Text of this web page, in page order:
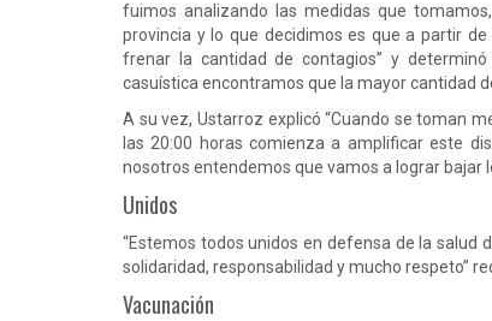
fuimos analizando las medidas que
provincia y lo que decidimos es que a partir
frenar la cantidad de contagios” y
casuística encontramos que la mayor cantidad
A su vez, Ustarroz explicó “Cuando se toman
las 20:00 horas comienza a amplificar este
nosotros entendemos que vamos a lograr bajar
Unidos
“Estemos todos unidos en defensa de la salud
solidaridad, responsabilidad y mucho respeto”
Vacunación